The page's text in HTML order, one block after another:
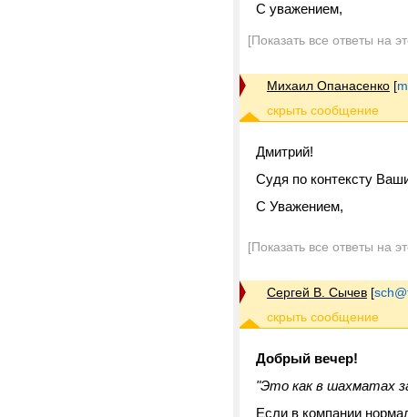
С уважением,
[Показать все ответы на
Михаил Опанасенко [
Дмитрий!
Судя по контексту
С Уважением,
[Показать все ответы на
Сергей В. Сычев [
Добрый вечер!
"Это как в шахматах
Если в компании